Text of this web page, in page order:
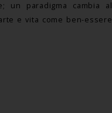
un paradigma cambia al
e vita come ben-essere